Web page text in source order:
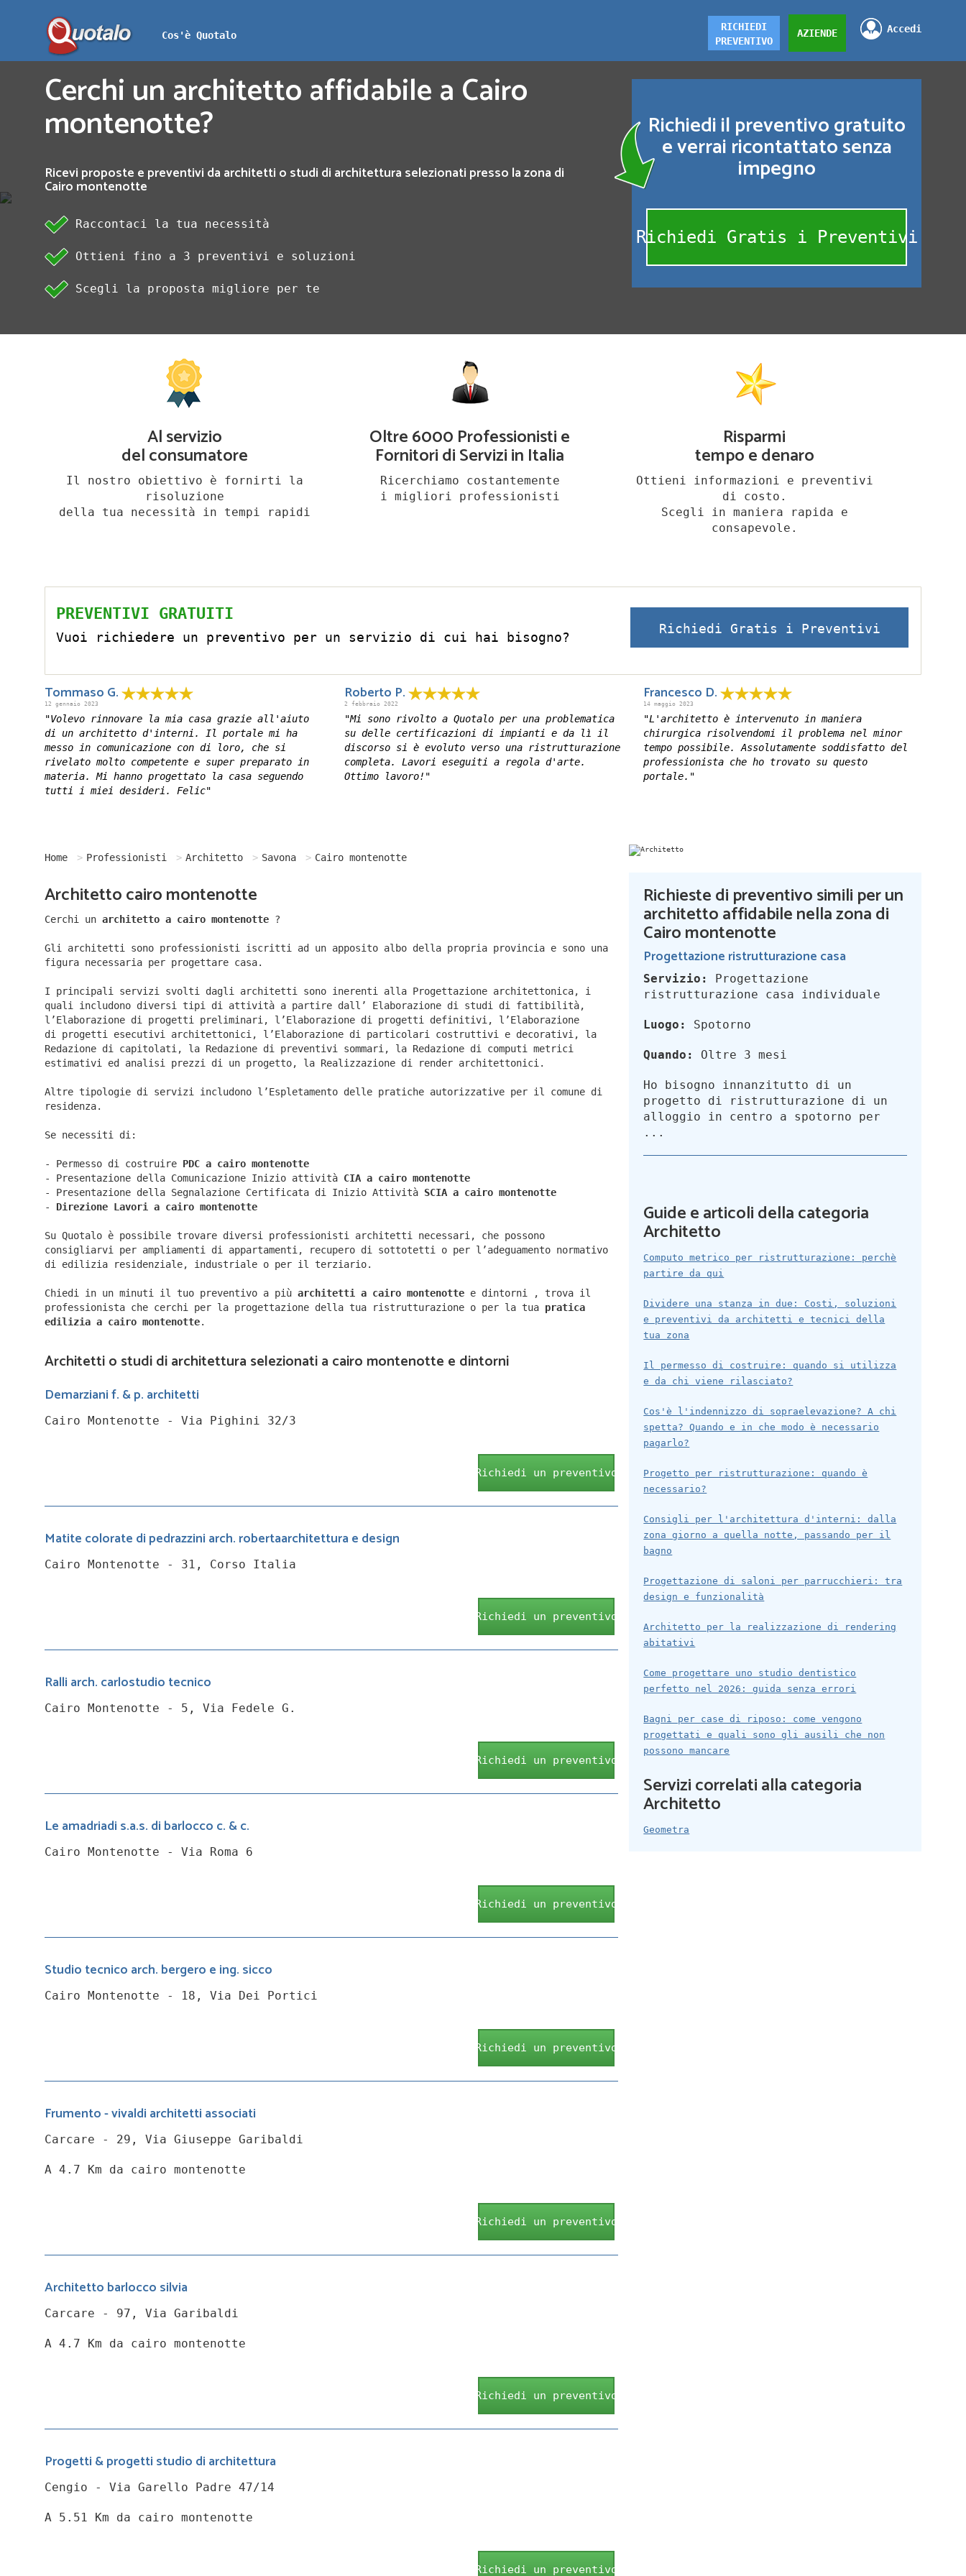
Cos'è Quotalo
Accedi
AZIENDE
RICHIEDI
PREVENTIVO
Cerchi un architetto affidabile a Cairo
montenotte?
Ricevi proposte e preventivi da architetti o studi di architettura selezionati presso la zona di
Cairo montenotte
Raccontaci la tua necessità
Ottieni fino a 3 preventivi e soluzioni
Scegli la proposta migliore per te
Richiedi il preventivo gratuito
e verrai ricontattato senza
impegno
Richiedi Gratis i Preventivi
Al servizio
del consumatore
Il nostro obiettivo è fornirti la
risoluzione
della tua necessità in tempi rapidi
Oltre 6000 Professionisti e
Fornitori di Servizi in Italia
Ricerchiamo costantemente
i migliori professionisti
Risparmi
tempo e denaro
Ottieni informazioni e preventivi
di costo.
Scegli in maniera rapida e
consapevole.
PREVENTIVI GRATUITI
Vuoi richiedere un preventivo per un servizio di cui hai bisogno?
Richiedi Gratis i Preventivi
Tommaso G.
12 gennaio 2023
"Volevo rinnovare la mia casa grazie all'aiuto
di un architetto d'interni. Il portale mi ha
messo in comunicazione con di loro, che si
rivelato molto competente e super preparato in
materia. Mi hanno progettato la casa seguendo
tutti i miei desideri. Felic"
Roberto P.
2 febbraio 2022
"Mi sono rivolto a Quotalo per una problematica
su delle certificazioni di impianti e da lì il
discorso si è evoluto verso una ristrutturazione
completa. Lavori eseguiti a regola d'arte.
Ottimo lavoro!"
Francesco D.
14 maggio 2023
"L'architetto è intervenuto in maniera
chirurgica risolvendomi il problema nel minor
tempo possibile. Assolutamente soddisfatto del
professionista che ho trovato su questo
portale."
Home Professionisti Architetto Savona Cairo montenotte
Architetto cairo montenotte
Cerchi un architetto a cairo montenotte ?
Gli architetti sono professionisti iscritti ad un apposito albo della propria provincia e sono una
figura necessaria per progettare casa.
I principali servizi svolti dagli architetti sono inerenti alla Progettazione architettonica, i
quali includono diversi tipi di attività a partire dall’ Elaborazione di studi di fattibilità,
l’Elaborazione di progetti preliminari, l’Elaborazione di progetti definitivi, l’Elaborazione
di progetti esecutivi architettonici, l’Elaborazione di particolari costruttivi e decorativi, la
Redazione di capitolati, la Redazione di preventivi sommari, la Redazione di computi metrici
estimativi ed analisi prezzi di un progetto, la Realizzazione di render architettonici.
Altre tipologie di servizi includono l’Espletamento delle pratiche autorizzative per il comune di
residenza.
Se necessiti di:
- Permesso di costruire PDC a cairo montenotte
- Presentazione della Comunicazione Inizio attività CIA a cairo montenotte
- Presentazione della Segnalazione Certificata di Inizio Attività SCIA a cairo montenotte
- Direzione Lavori a cairo montenotte
Su Quotalo è possibile trovare diversi professionisti architetti necessari, che possono
consigliarvi per ampliamenti di appartamenti, recupero di sottotetti o per l’adeguamento normativo
di edilizia residenziale, industriale o per il terziario.
Chiedi in un minuti il tuo preventivo a più architetti a cairo montenotte e dintorni ,
trova il
professionista che cerchi per la progettazione della tua ristrutturazione o per la tua pratica
edilizia a cairo montenotte.
Architetti o studi di architettura selezionati a cairo montenotte e dintorni
Demarziani f. & p. architetti
Cairo Montenotte - Via Pighini 32/3
Richiedi un preventivo
Matite colorate di pedrazzini arch. robertaarchitettura e design
Cairo Montenotte - 31, Corso Italia
Richiedi un preventivo
Ralli arch. carlostudio tecnico
Cairo Montenotte - 5, Via Fedele G.
Richiedi un preventivo
Le amadriadi s.a.s. di barlocco c. & c.
Cairo Montenotte - Via Roma 6
Richiedi un preventivo
Studio tecnico arch. bergero e ing. sicco
Cairo Montenotte - 18, Via Dei Portici
Richiedi un preventivo
Frumento - vivaldi architetti associati
Carcare - 29, Via Giuseppe Garibaldi
A 4.7 Km da cairo montenotte
Richiedi un preventivo
Architetto barlocco silvia
Carcare - 97, Via Garibaldi
A 4.7 Km da cairo montenotte
Richiedi un preventivo
Progetti & progetti studio di architettura
Cengio - Via Garello Padre 47/14
A 5.51 Km da cairo montenotte
Richiedi un preventivo
Richieste di preventivo simili per un
architetto affidabile nella zona di
Cairo montenotte
Progettazione ristrutturazione casa
Servizio:
Progettazione
ristrutturazione casa individuale
Luogo: Spotorno
Quando: Oltre 3 mesi
Ho bisogno innanzitutto di un
progetto di ristrutturazione di un
alloggio in centro a spotorno per
...
Guide e articoli della categoria
Architetto
Computo metrico per ristrutturazione: perchè
partire da qui
Dividere una stanza in due: Costi, soluzioni
e preventivi da architetti e tecnici della
tua zona
Il permesso di costruire: quando si utilizza
e da chi viene rilasciato?
Cos'è l'indennizzo di sopraelevazione? A chi
spetta? Quando e in che modo è necessario
pagarlo?
Progetto per ristrutturazione: quando è
necessario?
Consigli per l'architettura d'interni: dalla
zona giorno a quella notte, passando per il
bagno
Progettazione di saloni per parrucchieri: tra
design e funzionalità
Architetto per la realizzazione di rendering
abitativi
Come progettare uno studio dentistico
perfetto nel 2026: guida senza errori
Bagni per case di riposo: come vengono
progettati e quali sono gli ausili che non
possono mancare
Servizi correlati alla categoria
Architetto
Geometra